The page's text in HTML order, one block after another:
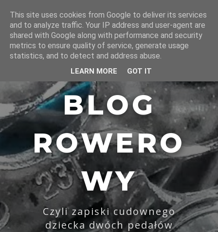
BLOG
ROWERO
WY
Czyli zapiski cudownego
dziecka dwóch pedałów
This site uses cookies from Google to deliver its services
and to analyze traffic. Your IP address and user-agent are
shared with Google along with performance and security
metrics to ensure quality of service, generate usage
statistics, and to detect and address abuse.
LEARN MORE GOT IT